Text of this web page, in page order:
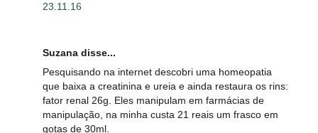
23.11.16
Suzana disse...
Pesquisando na internet descobri uma homeopatia
que baixa a creatinina e ureia e ainda restaura os rins:
fator renal 26g. Eles manipulam em farmácias de
manipulação, na minha custa 21 reais um frasco em
gotas de 30ml.